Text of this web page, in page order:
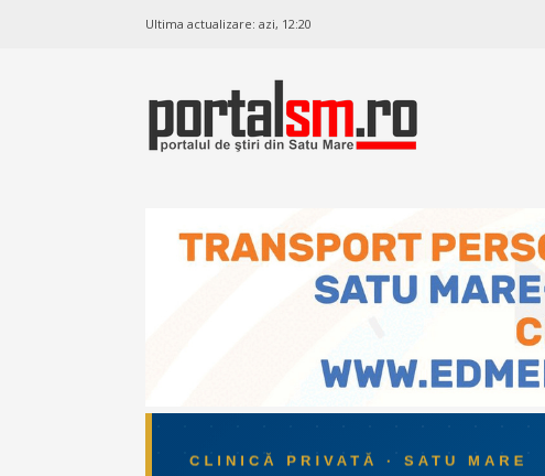
Ultima actualizare: azi, 12:20